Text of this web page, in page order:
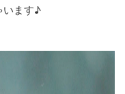
います♪